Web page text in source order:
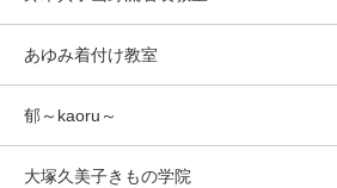
あゆみ着付け教室
郁～kaoru～
大塚久美子きもの学院